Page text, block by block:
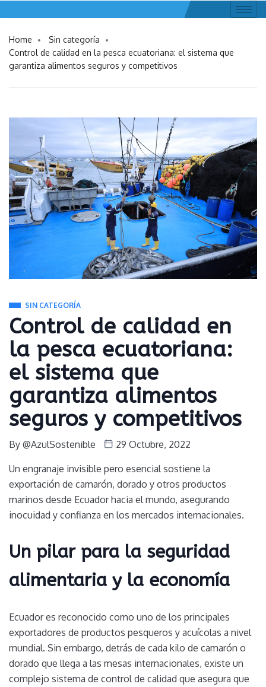
Home
Sin categoría
Control de calidad en la pesca ecuatoriana: el sistema que
garantiza alimentos seguros y competitivos
SIN CATEGORÍA
Control de calidad en
la pesca ecuatoriana:
el sistema que
garantiza alimentos
seguros y competitivos
By @AzulSostenible 29 Octubre, 2022
Un engranaje invisible pero esencial sostiene la
exportación de camarón, dorado y otros productos
marinos desde Ecuador hacia el mundo, asegurando
inocuidad y confianza en los mercados internacionales.
Un pilar para la seguridad
alimentaria y la economía
Ecuador es reconocido como uno de los principales
exportadores de productos pesqueros y acuícolas a nivel
mundial. Sin embargo, detrás de cada kilo de camarón o
dorado que llega a las mesas internacionales, existe un
complejo sistema de control de calidad que asegura que